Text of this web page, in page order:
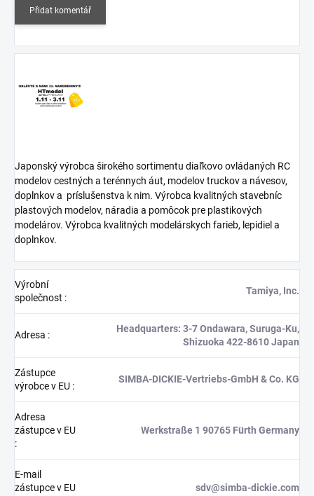
Přidat komentář
Japonský výrobca širokého sortimentu diaľkovo ovládaných RC
modelov cestných a terénnych áut, modelov truckov a návesov,
doplnkov a príslušenstva k nim. Výrobca kvalitných stavebníc
plastových modelov, náradia a pomôcok pre plastikových
modelárov. Výrobca kvalitných modelárskych farieb, lepidiel a
doplnkov.
Výrobní
společnost :
Tamiya, Inc.
Adresa :
Headquarters: 3-7 Ondawara, Suruga-Ku,
Shizuoka 422-8610 Japan
Zástupce
výrobce v EU :
SIMBA-DICKIE-Vertriebs-GmbH & Co. KG
Adresa
zástupce v EU
:
Werkstraße 1 90765 Fürth Germany
E-mail
zástupce v EU
sdv@simba-dickie.com